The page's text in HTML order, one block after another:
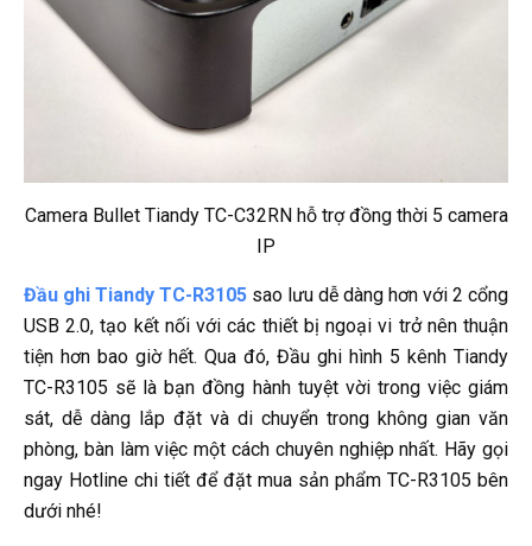
Camera Bullet Tiandy TC-C32RN hỗ trợ đồng thời 5 camera
IP
Đầu ghi Tiandy TC-R3105 sao lưu dễ dàng hơn với 2 cổng
USB 2.0, tạo kết nối với các thiết bị ngoại vi trở nên thuận
tiện hơn bao giờ hết. Qua đó, Đầu ghi hình 5 kênh Tiandy
TC-R3105 sẽ là bạn đồng hành tuyệt vời trong việc giám
sát, dễ dàng lắp đặt và di chuyển trong không gian văn
phòng, bàn làm việc một cách chuyên nghiệp nhất. Hãy gọi
ngay Hotline chi tiết để đặt mua sản phẩm TC-R3105 bên
dưới nhé!